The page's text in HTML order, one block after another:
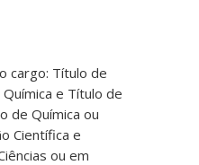
cargo: Título de
e Título de
de Química ou
Científica e
ou em